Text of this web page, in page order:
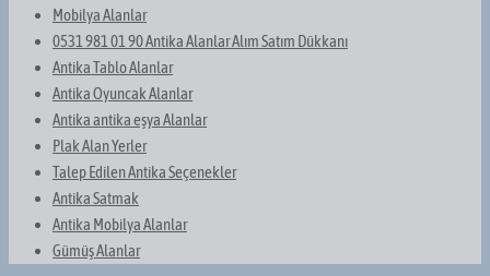
Mobilya Alanlar
0531 981 01 90 Antika Alanlar Alım Satım Dükkanı
Antika Tablo Alanlar
Antika Oyuncak Alanlar
Antika antika eşya Alanlar
Plak Alan Yerler
Talep Edilen Antika Seçenekler
Antika Satmak
Antika Mobilya Alanlar
Gümüş Alanlar